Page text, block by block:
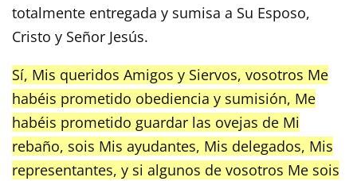
totalmente entregada y sumisa a Su Esposo,
Cristo y Señor Jesús.
Sí, Mis queridos Amigos y Siervos, vosotros Me
habéis prometido obediencia y sumisión, Me
habéis prometido guardar las ovejas de Mi
rebaño, sois Mis ayudantes, Mis delegados, Mis
representantes, y si algunos de vosotros Me sois